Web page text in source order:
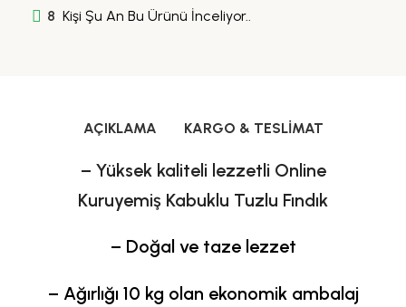
8 Kişi Şu An Bu Ürünü İnceliyor..
AÇIKLAMA KARGO & TESLIMAT
– Yüksek kaliteli lezzetli Online
Kuruyemiş Kabuklu Tuzlu Fındık
– Doğal ve taze lezzet
– Ağırlığı 10 kg olan ekonomik ambalaj